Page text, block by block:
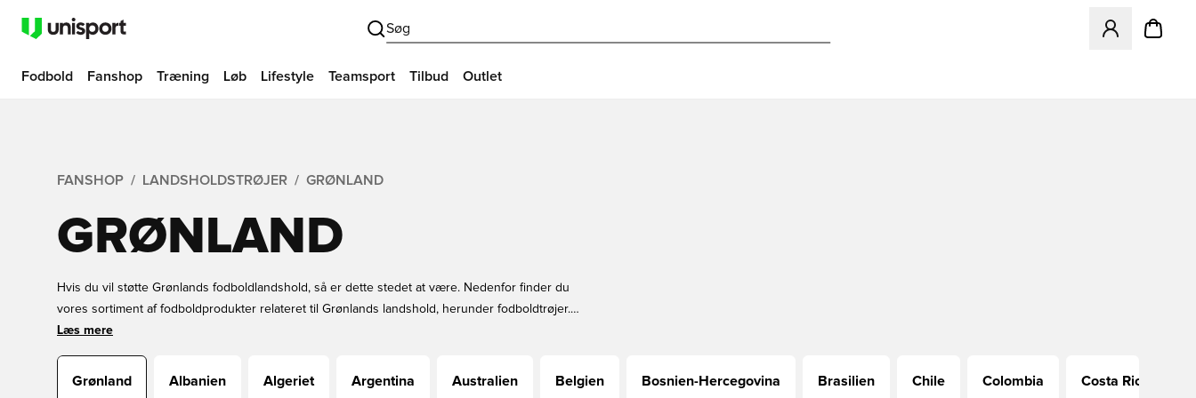
Søg
Åbner en
Fodbold Fanshop Træning Løb Lifestyle Teamsport Tilbud Outlet
FANSHOP LANDSHOLDSTRØJER GRØNLAND
GRØNLAND
Hvis du vil støtte Grønlands fodboldlandshold, så er dette stedet at være. Nedenfor finder du
vores sortiment af fodboldprodukter relateret til Grønlands landshold, herunder fodboldtrøjer.
Afgiv din ordre i dag og få en sublim shoppingoplevelse!
Læs mere
Grønland Albanien Algeriet Argentina Australien Belgien Bosnien-Hercegovina Brasilien Chile Colombia Costa Rica